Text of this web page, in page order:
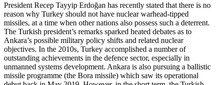
President Recep Tayyip Erdoğan has recently stated that there is no
reason why Tur­key should not have nuclear warhead-tipped
missiles, at a time when other nations also possess such a deterrent.
The Turkish president’s remarks sparked heated debates as to
Ankara’s possible military policy shifts and related nuclear
objectives. In the 2010s, Turkey accomplished a number of
outstanding achievements in the defence sector, especially in
unmanned systems development. Ankara is also pursuing a ballistic
missile programme (the Bora missile) which saw its operational